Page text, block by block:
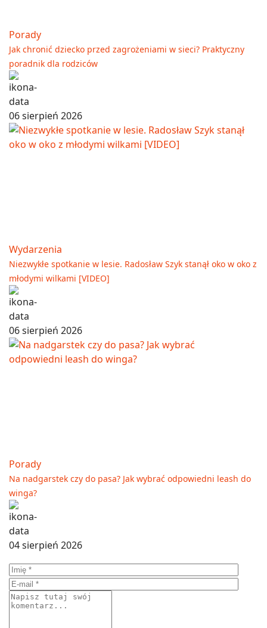
Porady
Jak chronić dziecko przed zagrożeniami w sieci? Praktyczny
poradnik dla rodziców
06 sierpień 2026
Wydarzenia
Niezwykłe spotkanie w lesie. Radosław Szyk stanął oko w oko z
młodymi wilkami [VIDEO]
06 sierpień 2026
Porady
Na nadgarstek czy do pasa? Jak wybrać odpowiedni leash do
winga?
04 sierpień 2026